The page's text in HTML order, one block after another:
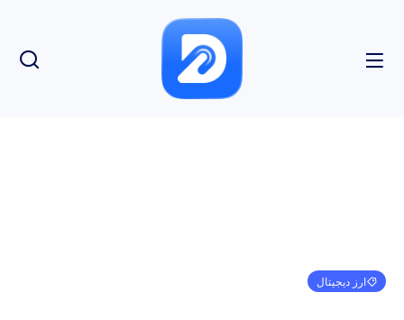
ارز دیجیتال